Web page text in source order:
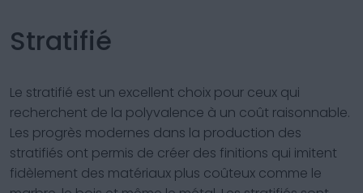
Stratifié
Le stratifié est un excellent choix pour ceux qui
recherchent de la polyvalence à un coût raisonnable.
Les progrès modernes dans la production des
stratifiés ont permis de créer des finitions qui imitent
fidèlement des matériaux plus coûteux comme le